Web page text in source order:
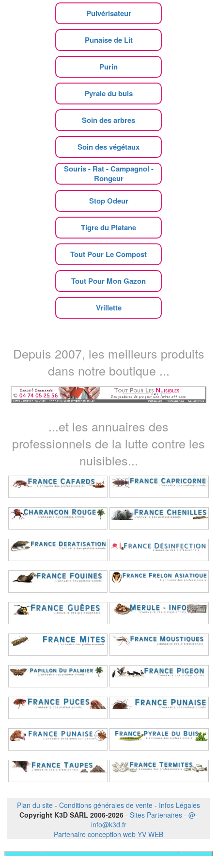
Pulvérisateur
Punaise de Lit
Purin
Pyrale du buis
Soin des arbres
Soin des végétaux
Souris - Rat - Campagnol -
Rongeur
Stop Odeur
Tigre du Platane
Tout Pour Le Compost
Tout Pour Mon Gazon
Vrillette
Depuis 2007, les meilleurs produits
dans notre boutique ...
...et les annuaires des
professionnels de la lutte contre les
nuisibles...
Plan du site - Conditions générales de vente - Infos Légales
Copyright K3D SARL 2006-2026 - Sites Partenaires - @-
info@k3d.fr
Partenaire conception web YV WEB